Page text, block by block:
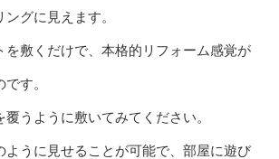
グに見えます。
を敷くだけで、本格的リフォーム感覚が
す。
覆うように敷いてみてください。
ように見せることが可能で、部屋に遊び